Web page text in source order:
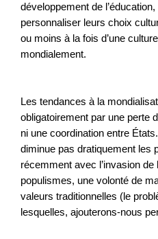
développement de
personnaliser leurs choix
ou moins à la fois d’une
mondialement.
Les tendances à la
obligatoirement par une perte
ni une coordination entre
diminue pas dratiquement les
récemment avec l’invasion
populismes, une volonté de
valeurs traditionnelles (le
lesquelles, ajouterons-nous